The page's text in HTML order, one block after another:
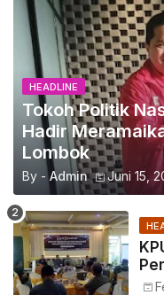
HEADLINE
Tokoh Politik
Hadir
Lombok
By - Admin Juni 15,